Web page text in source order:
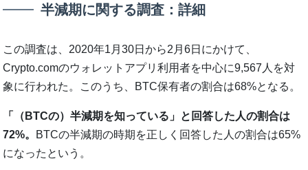
半減期に関する調査：詳細
この調査は、2020年1月30日から2月6日にかけて、
Crypto.comのウォレットアプリ利用者を中心に9,567人を対
象に行われた。このうち、BTC保有者の割合は68%となる。
「（BTCの）半減期を知っている」と回答した人の割合は
72%。 BTCの半減期の時期を正しく回答した人の割合は65%
になったという。